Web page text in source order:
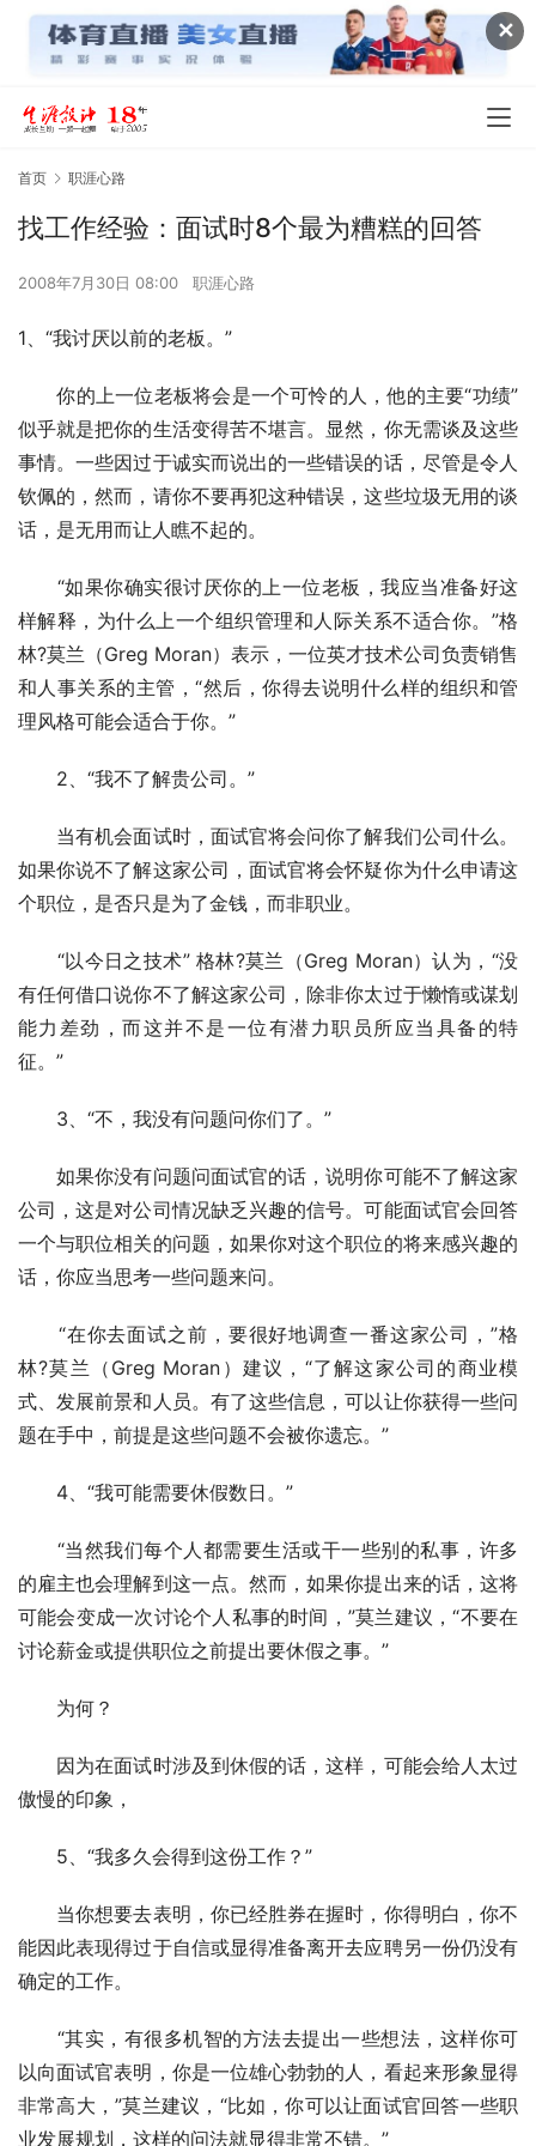
✕
首页 职涯心路
找工作经验：面试时8个最为糟糕的回答
2008年7月30日 08:00 职涯心路
1、“我讨厌以前的老板。”
你的上一位老板将会是一个可怜的人，他的主要“功绩”
似乎就是把你的生活变得苦不堪言。显然，你无需谈及这些
事情。一些因过于诚实而说出的一些错误的话，尽管是令人
钦佩的，然而，请你不要再犯这种错误，这些垃圾无用的谈
话，是无用而让人瞧不起的。
“如果你确实很讨厌你的上一位老板，我应当准备好这
样解释，为什么上一个组织管理和人际关系不适合你。”格
林?莫兰（Greg Moran）表示，一位英才技术公司负责销售
和人事关系的主管，“然后，你得去说明什么样的组织和管
理风格可能会适合于你。”
2、“我不了解贵公司。”
当有机会面试时，面试官将会问你了解我们公司什么。
如果你说不了解这家公司，面试官将会怀疑你为什么申请这
个职位，是否只是为了金钱，而非职业。
“以今日之技术” 格林?莫兰（Greg Moran）认为，“没
有任何借口说你不了解这家公司，除非你太过于懒惰或谋划
能力差劲，而这并不是一位有潜力职员所应当具备的特
征。”
3、“不，我没有问题问你们了。”
如果你没有问题问面试官的话，说明你可能不了解这家
公司，这是对公司情况缺乏兴趣的信号。可能面试官会回答
一个与职位相关的问题，如果你对这个职位的将来感兴趣的
话，你应当思考一些问题来问。
“在你去面试之前，要很好地调查一番这家公司，”格
林?莫兰（Greg Moran）建议，“了解这家公司的商业模
式、发展前景和人员。有了这些信息，可以让你获得一些问
题在手中，前提是这些问题不会被你遗忘。”
4、“我可能需要休假数日。”
“当然我们每个人都需要生活或干一些别的私事，许多
的雇主也会理解到这一点。然而，如果你提出来的话，这将
可能会变成一次讨论个人私事的时间，”莫兰建议，“不要在
讨论薪金或提供职位之前提出要休假之事。”
为何？
因为在面试时涉及到休假的话，这样，可能会给人太过
傲慢的印象，
5、“我多久会得到这份工作？”
当你想要去表明，你已经胜券在握时，你得明白，你不
能因此表现得过于自信或显得准备离开去应聘另一份仍没有
确定的工作。
“其实，有很多机智的方法去提出一些想法，这样你可
以向面试官表明，你是一位雄心勃勃的人，看起来形象显得
非常高大，”莫兰建议，“比如，你可以让面试官回答一些职
业发展规划，这样的问法就显得非常不错。”